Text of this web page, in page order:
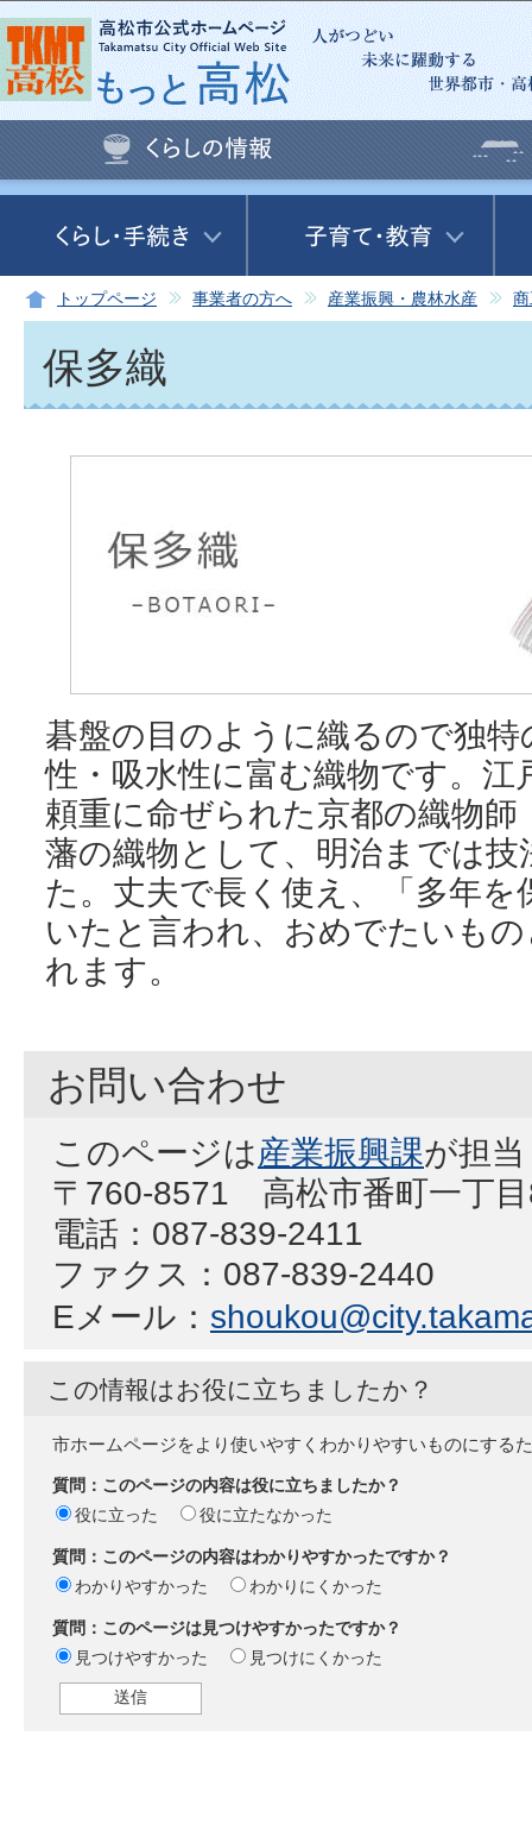
この
トップページ 事業者の方へ 産業振興・農林水産
保多織
碁盤の目のように織るので独
性・吸水性に富む織物です。江
頼重に命ぜられた京都の織物
藩の織物として、明治までは
た。丈夫で長く使え、「多年
いたと言われ、おめでたいも
れます。
お問い合わせ
このページは産業振興課が担
〒760-8571 高松市番町一丁
電話：087-839-2411
ファクス：087-839-2440
Eメール：
この情報はお役に立ちましたか？
市ホームページをより使いやすくわかりやすいものにする
質問：このページの内容は役に立ちましたか？
役に立った
役に立たなかった
質問：このページの内容はわかりやすかったですか？
わかりやすかった
わかりにくかった
質問：このページは見つけやすかったですか？
見つけやすかった
見つけにくかった